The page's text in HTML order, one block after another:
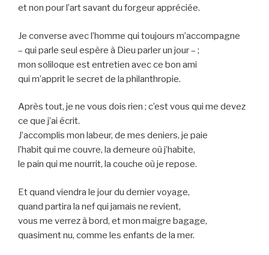
et non pour l’art savant du forgeur appréciée.
Je converse avec l’homme qui toujours m’accompagne
– qui parle seul espère à Dieu parler un jour – ;
mon soliloque est entretien avec ce bon ami
qui m’apprit le secret de la philanthropie.
Après tout, je ne vous dois rien ; c’est vous qui me devez
ce que j’ai écrit.
J’accomplis mon labeur, de mes deniers, je paie
l’habit qui me couvre, la demeure où j’habite,
le pain qui me nourrit, la couche où je repose.
Et quand viendra le jour du dernier voyage,
quand partira la nef qui jamais ne revient,
vous me verrez à bord, et mon maigre bagage,
quasiment nu, comme les enfants de la mer.